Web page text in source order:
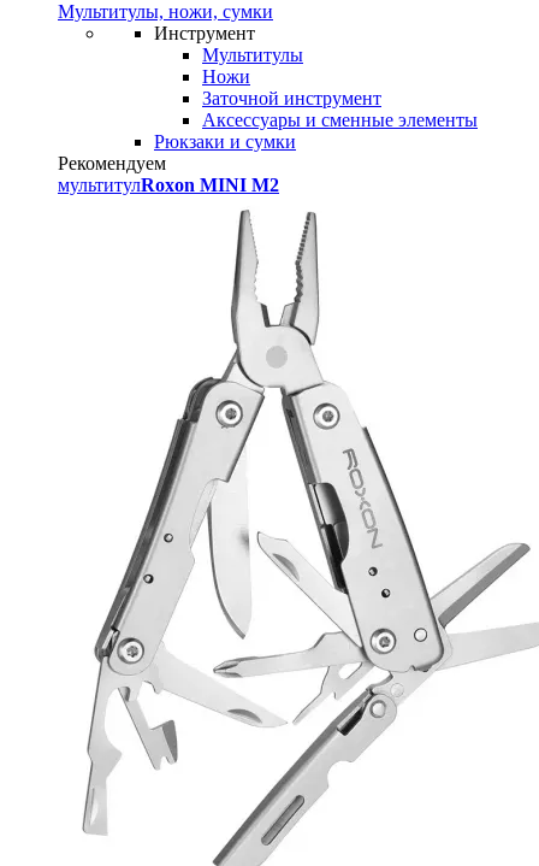
Мультитулы, ножи, сумки
Инструмент
Мультитулы
Ножи
Заточной инструмент
Аксессуары и сменные элементы
Рюкзаки и сумки
Рекомендуем
мультитулRoxon MINI M2